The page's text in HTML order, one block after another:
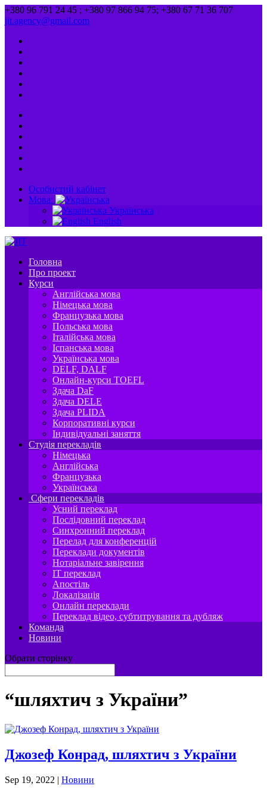
+380 96 791 24 45 ; +380 97 866 94 75; +380 67 71 36 707
jit.agency@gmail.com
Особистий кабінет
Мова:
Українська
English
Головна
Про проект
Курси
Англійська мова
Німецька мова
Французька мова
Польська мова
Італійська мова
Іспанська мова
Українська мова
DELF, DALF
Онлайн-курси TOEFL
Здача DaF
Здача DELE
Здача PLIDA
Корпоративні курси
Індивідуальні заняття
Студія перекладів
Німецька
Англійська
Французька
Українська
Сфери перекладів
Усний переклад
Послідовний переклад
Синхронний переклад
Перелад для конференцій
Переклади документів
Нотаріальне завірення
IT переклад
Апостіль
Локалізація
Онлайн переклади
Переклад відео, субтитрування та дубляж
Команда
Новини
Обрати сторінку
“шляхтич з України”
Джозеф Конрад, шляхтич з України
Sep 19, 2022 | Новини